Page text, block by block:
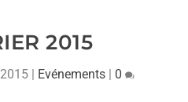
2015
| Evénements| 0